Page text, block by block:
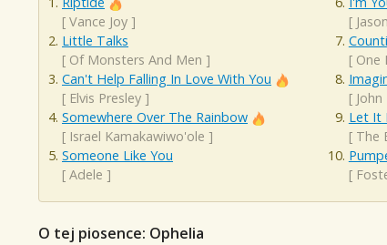
[ Vance Joy ]
Little Talks
[ Of Monsters And Men ]
Can't Help Falling In Love With You
[ Elvis Presley ]
Somewhere Over The Rainbow
[ Israel Kamakawiwo'ole ]
Someone Like You
[ Adele ]
[
[ One
[
Let It
[ The
[
O tej piosence: Ophelia